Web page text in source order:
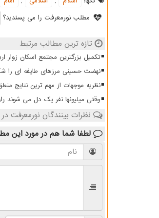
مطلب نورمعرفت را می پسندید؟
تازه ترین مطالب مرتبط
تکمیل بزرگترین مجتمع اسکان زوار
نهضت حسینی مرزهای طایفه ای را
نظریه موجهات از مهم ترین نتایج
وقتی میلیونها نفر یک دل می شوند
نظرات بینندگان نورمعرفت
لطفا شما هم در مورد این